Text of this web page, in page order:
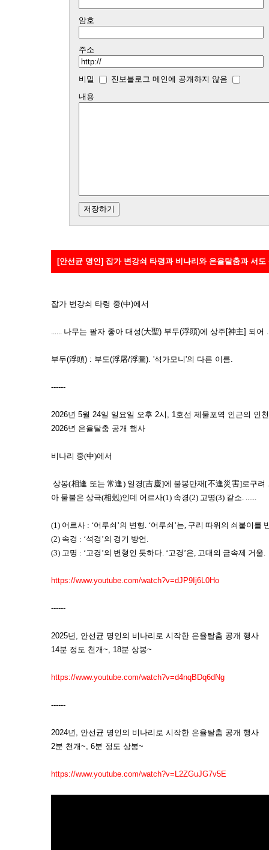
암호
주소
비밀
진보블로그 메인에 공개하지 않음
내용
[안선균 명인] 잡가 변강쇠 타령과 비나리와 은율탈춤과 서도
잡가 변강쇠 타령 중(中)에서
...... 나무는 팔자 좋아 대성(大聖) 부두(浮頭)에 상주[神主] 되어
부두(浮頭) : 부도(浮屠/浮圖). '석가모니'의 다른 이름.
------
2026년 5월 24일 일요일 오후 2시, 1호선 제물포역 인근의 인
2026년 은율탈춤 공개 행사
비나리 중(中)에서
상봉(相逢 또는 常逢) 일경[吉慶]에 불봉만재[不逢災害]로구려
아 물불은 상극(相剋)인데 어르사(1) 속경(2) 고명(3) 같소. ......
(1) 어르사 : ‘어루쇠’의 변형. ‘어루쇠’는, 구리 따위의 쇠붙이
(2) 속경 : ‘석경’의 경기 방언.
(3) 고명 : ‘고경’의 변형인 듯하다. ‘고경’은, 고대의 금속제 거울.
https://www.youtube.com/watch?v=dJP9Ij6L0Ho
------
2025년, 안선균 명인의 비나리로 시작한 은율탈춤 공개 행사
14분 정도 천개~, 18분 상봉~
https://www.youtube.com/watch?v=d4nqBDq6dNg
------
2024년, 안선균 명인의 비나리로 시작한 은율탈춤 공개 행사
2분 천개~, 6분 정도 상봉~
https://www.youtube.com/watch?v=L2ZGuJG7v5E